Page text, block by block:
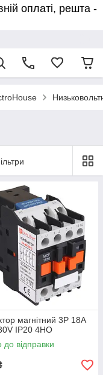
оплаті, решта -
магнітний 3P 18A
IP20 4НО
до відправки